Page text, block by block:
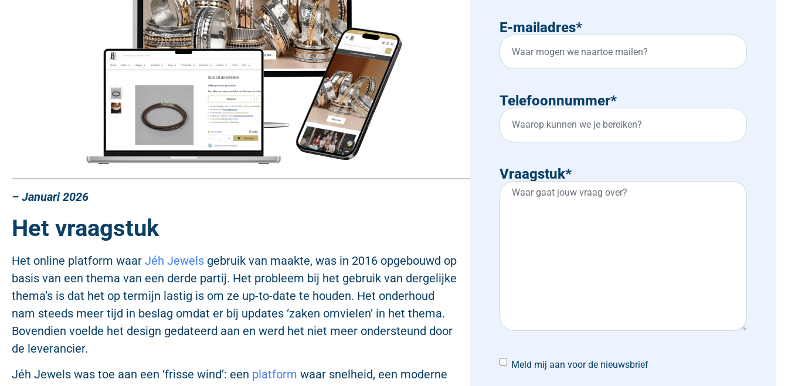
– Januari 2026
Het vraagstuk
Het online platform waar Jéh Jewels gebruik van maakte, was in 2016 opgebouwd op
basis van een thema van een derde partij. Het probleem bij het gebruik van dergelijke
thema’s is dat het op termijn lastig is om ze up-to-date te houden. Het onderhoud
nam steeds meer tijd in beslag omdat er bij updates ‘zaken omvielen’ in het thema.
Bovendien voelde het design gedateerd aan en werd het niet meer ondersteund door
de leverancier.
Jéh Jewels was toe aan een ‘frisse wind’: een platform waar snelheid, een moderne
E-mailadres*
Telefoonnummer*
Vraagstuk*
Meld mij aan voor de nieuwsbrief